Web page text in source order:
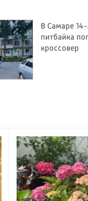
В Самаре
питбайка
кроссовер